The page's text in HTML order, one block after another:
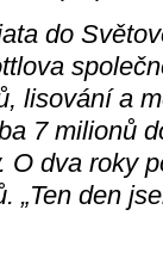
do
lisování a
7 milionů
O dva roky
„Ten den